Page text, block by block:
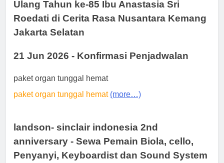
Ulang Tahun ke-85 Ibu Anastasia Sri
Roedati di Cerita Rasa Nusantara Kemang
Jakarta Selatan
21 Jun 2026 - Konfirmasi Penjadwalan
paket organ tunggal hemat
paket organ tunggal hemat (more…)
landson- sinclair indonesia 2nd
anniversary - Sewa Pemain Biola, cello,
Penyanyi, Keyboardist dan Sound System